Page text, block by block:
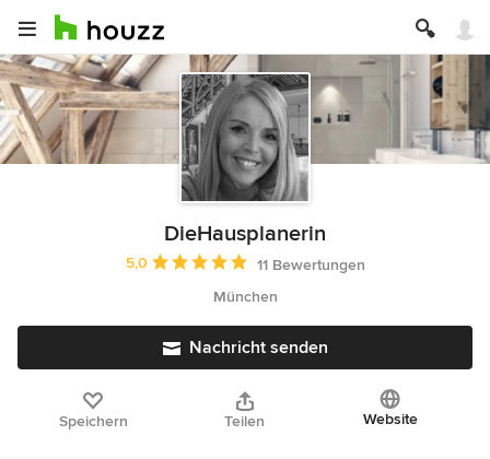
DieHausplanerin
Durchschnittliche Bewertung: 5 von 5 Sternen
5,0
11 Bewertungen
München
Nachricht senden
Speichern Teilen Website